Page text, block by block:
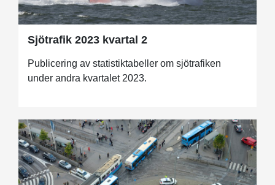
Sjötrafik 2023 kvartal 2
Publicering av statistiktabeller om sjötrafiken
under andra kvartalet 2023.